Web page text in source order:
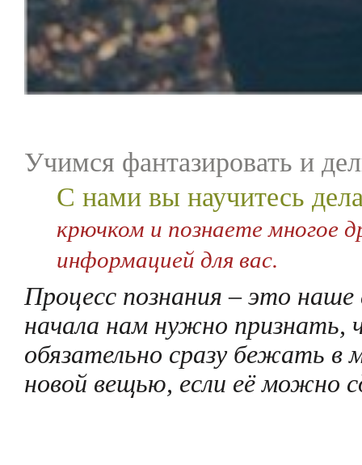
Учимся фантазировать и
С нами вы научитесь
крючком и познаете многое
информацией для вас.
Процесс познания – это
начала нам нужно признать,
обязательно сразу бежать в
новой вещью, если её можно